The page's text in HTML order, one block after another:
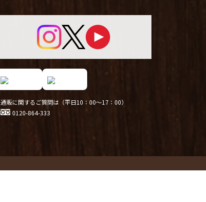
通販に関するご質問は（平日10：00～17：00）
0120-864-333